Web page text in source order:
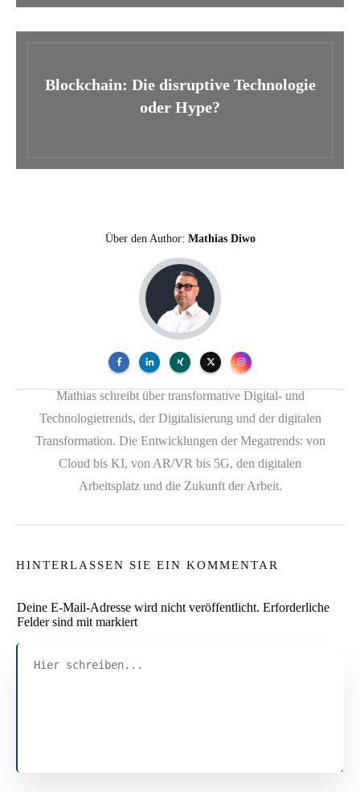
Blockchain: Die disruptive Technologie
oder Hype?
Über den Author: Mathias Diwo
Mathias schreibt über transformative Digital- und
Technologietrends, der Digitalisierung und der digitalen
Transformation. Die Entwicklungen der Megatrends: von
Cloud bis KI, von AR/VR bis 5G, den digitalen
Arbeitsplatz und die Zukunft der Arbeit.
HINTERLASSEN SIE EIN KOMMENTAR
Deine E-Mail-Adresse wird nicht veröffentlicht. Erforderliche
Felder sind mit markiert